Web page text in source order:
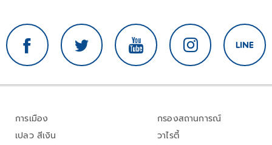
การเมือง
เปลว สีเงิน
กรองสถานการณ์
วาไรตี้